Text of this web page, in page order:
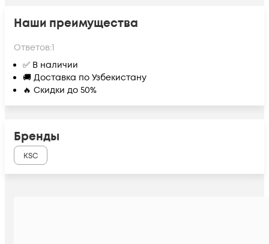
Наши преимущества
Ответов:1
✅ В наличии
🚚 Доставка по Узбекистану
🔥 Скидки до 50%
Бренды
KSC